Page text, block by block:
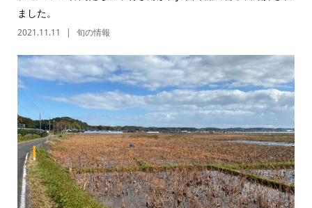
ました。
2021.11.11 旬の情報